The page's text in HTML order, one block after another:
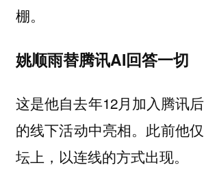
棚。
姚顺雨替腾讯AI回答一切
这是他自去年12月加入腾讯
的线下活动中亮相。此前他
坛上，以连线的方式出现。